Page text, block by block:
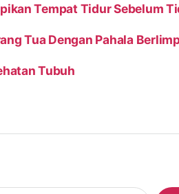
Tempat Tidur Sebelum
Tua Dengan Pahala
Tubuh